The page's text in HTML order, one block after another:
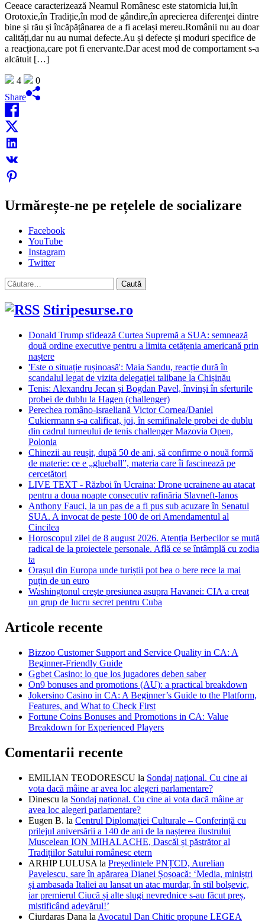
Ceeace caracterizează Neamul Românesc este statornicia lui,în
Orotoxie,în Tradiție,în mod de gândire,în aprecierea diferenței dintre
bine și rău și încăpățânarea de a fi același mereu.Românii nu au doar
calități,dar nu au numai defecte.Au și defecte și moduri specifice de
a reacționa,care pot fi enervante.Dar acest mod de comportament s-a
alcătuit […]
4
0
Share
Urmărește-ne pe rețelele de socializare
Facebook
YouTube
Instagram
Twitter
Caută
după:
Stiripesurse.ro
Donald Trump sfidează Curtea Supremă a SUA: semnează
două ordine executive pentru a limita cetățenia americană prin
naștere
'Este o situație rușinoasă': Maia Sandu, reacție dură în
scandalul legat de vizita delegației talibane la Chișinău
Tenis: Alexandru Jecan şi Bogdan Pavel, învinşi în sferturile
probei de dublu la Hagen (challenger)
Perechea româno-israeliană Victor Cornea/Daniel
Cukiermann s-a calificat, joi, în semifinalele probei de dublu
din cadrul turneului de tenis challenger Mazovia Open,
Polonia
Chinezii au reușit, după 50 de ani, să confirme o nouă formă
de materie: ce e „glueball”, materia care îi fascinează pe
cercetători
LIVE TEXT - Război în Ucraina: Drone ucrainene au atacat
pentru a doua noapte consecutiv rafinăria Slavneft-Ianos
Anthony Fauci, la un pas de a fi pus sub acuzare în Senatul
SUA. A invocat de peste 100 de ori Amendamentul al
Cincilea
Horoscopul zilei de 8 august 2026. Atenția Berbecilor se mută
radical de la proiectele personale. Află ce se întâmplă cu zodia
ta
Orașul din Europa unde turiștii pot bea o bere rece la mai
puțin de un euro
Washingtonul creşte presiunea asupra Havanei: CIA a creat
un grup de lucru secret pentru Cuba
Articole recente
Bizzoo Customer Support and Service Quality in CA: A
Beginner-Friendly Guide
Ggbet Casino: lo que los jugadores deben saber
On9 bonuses and promotions (AU): a practical breakdown
Jokersino Casino in CA: A Beginner’s Guide to the Platform,
Features, and What to Check First
Fortune Coins Bonuses and Promotions in CA: Value
Breakdown for Experienced Players
Comentarii recente
EMILIAN TEODORESCU la Sondaj național. Cu cine ai
vota dacă mâine ar avea loc alegeri parlamentare?
Dinescu la Sondaj național. Cu cine ai vota dacă mâine ar
avea loc alegeri parlamentare?
Eugen B. la Centrul Diplomației Culturale – Conferință cu
prilejul aniversării a 140 de ani de la nașterea ilustrului
Muscelean ION MIHALACHE, Dascăl și păstrător al
Tradițiilor Satului românesc etern
ARHIP LULUSA la Președintele PNȚCD, Aurelian
Pavelescu, sare în apărarea Dianei Șoșoacă: ‘Media, miniștri
și ambasada Italiei au lansat un atac murdar, în stil bolșevic,
iar premierul Ciucă și alte slugi nevrednice s-au făcut preș,
mistificând adevărul!’
Ciurdaras Dana la Avocatul Dan Chitic propune LEGEA